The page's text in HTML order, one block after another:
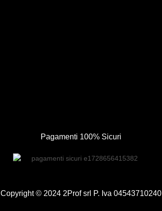
Pagamenti 100% Sicuri
Copyright © 2024 2Prof srl P. Iva 04543710240